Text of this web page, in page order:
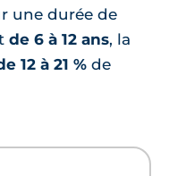
une durée de
de 6 à 12 ans, la
12 à 21 % de